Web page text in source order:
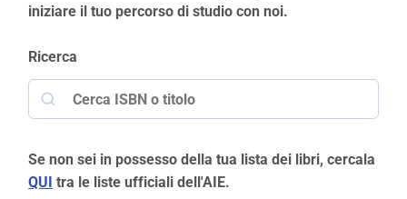
iniziare il tuo percorso di studio con noi.
Ricerca
Ricerca
Se non sei in possesso della tua lista dei libri, cercala
QUI tra le liste ufficiali dell'AIE.